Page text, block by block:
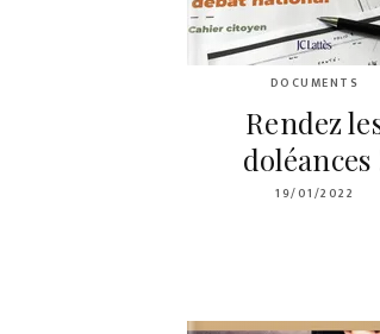
DOCUMENTS
Rendez
doléances
19/01/2022